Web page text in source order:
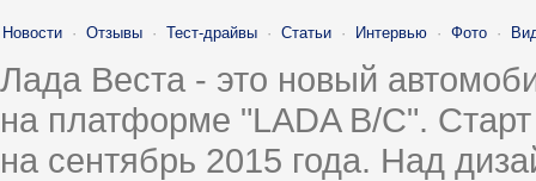
Новости · Отзывы · Тест-драйвы · Статьи · Интервью · Фото ·
Лада Веста - это новый
на платформе "LADA B/C".
на сентябрь 2015 года. Над